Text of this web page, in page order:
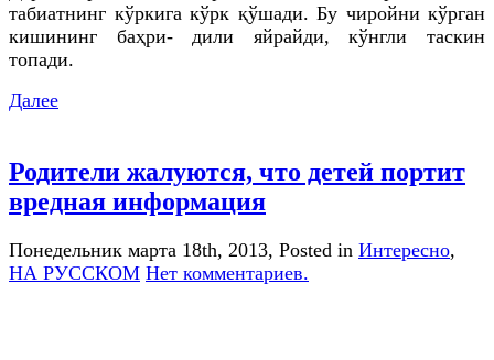
табиатнинг кўркига кўрк қўшади. Бу чиройни кўрган
кишининг баҳри- дили яйрайди, кўнгли таскин
топади.
Далее
Родители жалуются, что детей портит
вредная информация
Понедельник марта 18th, 2013, Posted in Интересно,
НА РУССКОМ Нет комментариев.